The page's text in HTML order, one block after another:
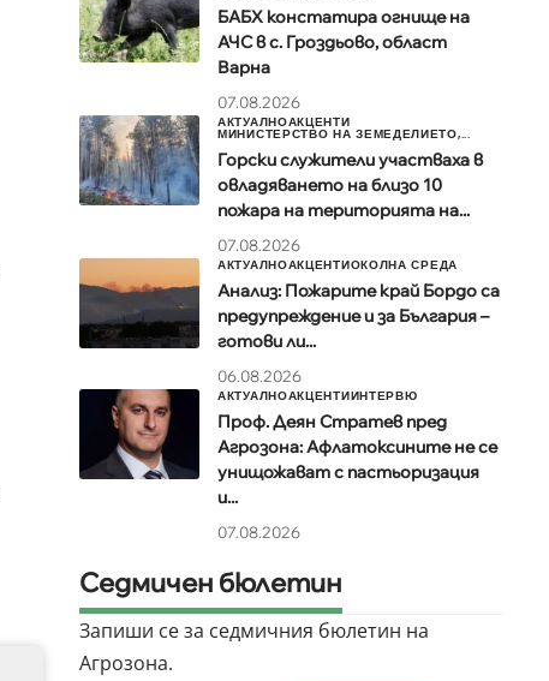
БАБХ констатира огнище на
АЧС в с. Гроздьово, област
Варна
07.08.2026
АКТУАЛНОАКЦЕНТИ
МИНИСТЕРСТВО НА ЗЕМЕДЕЛИЕТО,...
Горски служители участваха в
овладяването на близо 10
пожара на територията на...
07.08.2026
АКТУАЛНОАКЦЕНТИОКОЛНА СРЕДА
Анализ: Пожарите край Бордо са
предупреждение и за България –
готови ли...
06.08.2026
АКТУАЛНОАКЦЕНТИИНТЕРВЮ
Проф. Деян Стратев пред
Агрозона: Афлатоксините не се
унищожават с пастьоризация
и...
07.08.2026
Седмичен бюлетин
Запиши се за седмичния бюлетин на
Агрозона.